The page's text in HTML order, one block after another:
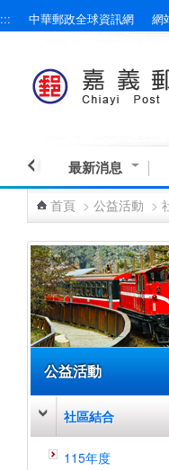
跳到主要內容區塊
::: 中華郵政全球資訊網 網
最新消息
首頁 > 公益活動 >
公益活動
社區結合
115年度